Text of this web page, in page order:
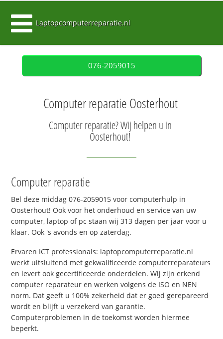
Laptopcomputerreparatie.nl
076-2059015
Computer reparatie Oosterhout
Computer reparatie? Wij helpen u in
Oosterhout!
Computer reparatie
Bel deze middag 076-2059015 voor computerhulp in
Oosterhout! Ook voor het onderhoud en service van uw
computer, laptop of pc staan wij 313 dagen per jaar voor u
klaar. Ook 's avonds en op zaterdag.
Ervaren ICT professionals: laptopcomputerreparatie.nl
werkt uitsluitend met gekwalificeerde computerreparateurs
en levert ook gecertificeerde onderdelen. Wij zijn erkend
computer reparateur en werken volgens de ISO en NEN
norm. Dat geeft u 100% zekerheid dat er goed gerepareerd
wordt en blijft u verzekerd van garantie.
Computerproblemen in de toekomst worden hiermee
beperkt.